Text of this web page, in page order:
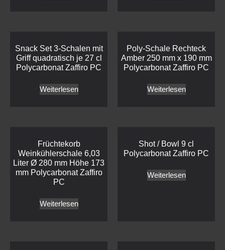
Snack Set 3-Schalen mit
Griff quadratisch je 27 cl
Polycarbonat Zaffiro PC
Weiterlesen
Poly-Schale Rechteck
Amber 250 mm x 190 mm
Polycarbonat Zaffiro PC
Weiterlesen
Früchtekorb
Weinkühlerschale 6,03
Liter Ø 280 mm Höhe 173
mm Polycarbonat Zaffiro
PC
Weiterlesen
Shot / Bowl 9 cl
Polycarbonat Zaffiro PC
Weiterlesen